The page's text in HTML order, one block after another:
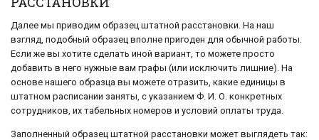
Далее мы приводим образец штатной расстановки. На наш
взгляд, подобный образец вполне пригоден для обычной работы.
Если же вы хотите сделать иной вариант, то можете просто
добавить в него нужные вам графы (или исключить лишние). На
основе нашего образца вы можете отразить, какие единицы в
штатном расписании заняты, с указанием Ф. И. О. конкретных
сотрудников, их табельных номеров и условий оплаты труда.
Заполненный образец штатной расстановки может выглядеть так: